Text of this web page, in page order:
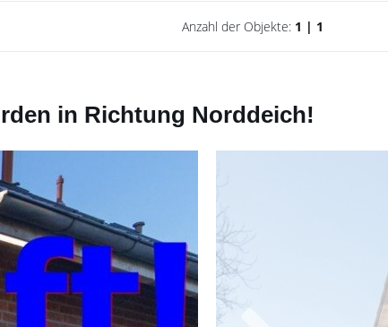
Anzahl der Objekte: 1 | 1
in Richtung Norddeich!